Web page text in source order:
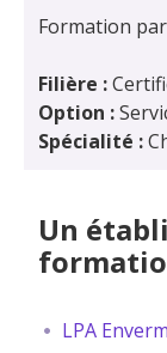
Formation
Filière :
Option :
Spécialité :
Un
LPA